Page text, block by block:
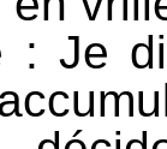
: Je